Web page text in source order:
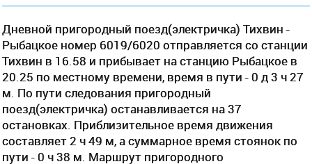
Дневной пригородный поезд(электричка) Тихвин -
Рыбацкое номер 6019/6020 отправляется со станции
Тихвин в 16.58 и прибывает на станцию Рыбацкое в
20.25 по местному времени, время в пути - 0 д 3 ч 27
м. По пути следования пригородный
поезд(электричка) останавливается на 37
остановках. Приблизительное время движения
составляет 2 ч 49 м, а суммарное время стоянок по
пути - 0 ч 38 м. Маршрут пригородного